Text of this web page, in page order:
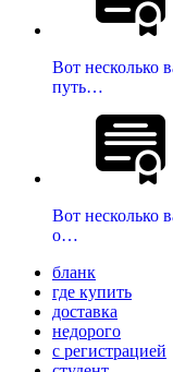
Вот несколько
путь…
Вот несколько
о…
бланк
где купить
доставка
недорого
с регистрацией